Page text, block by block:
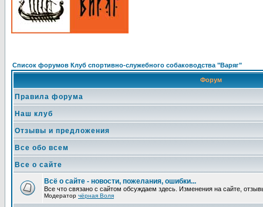
Список форумов Клуб спортивно-служебного собаководства "Варяг"
Форум
Правила форума
Наш клуб
Отзывы и предложения
Все обо всем
Все о сайте
Всё о сайте - новости, пожелания, ошибки...
Все что связано с сайтом обсуждаем здесь. Изменения на сайте,
Модератор чёрная Воля